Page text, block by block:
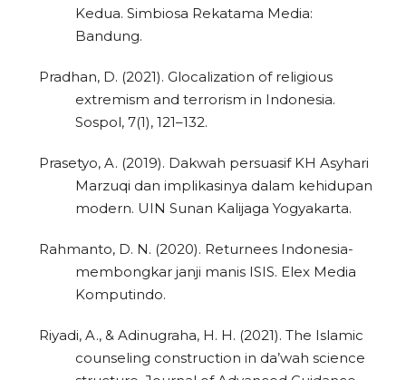
Kedua. Simbiosa Rekatama Media:
Bandung.
Pradhan, D. (2021). Glocalization of religious
extremism and terrorism in Indonesia.
Sospol, 7(1), 121–132.
Prasetyo, A. (2019). Dakwah persuasif KH Asyhari
Marzuqi dan implikasinya dalam kehidupan
modern. UIN Sunan Kalijaga Yogyakarta.
Rahmanto, D. N. (2020). Returnees Indonesia-
membongkar janji manis ISIS. Elex Media
Komputindo.
Riyadi, A., & Adinugraha, H. H. (2021). The Islamic
counseling construction in da’wah science